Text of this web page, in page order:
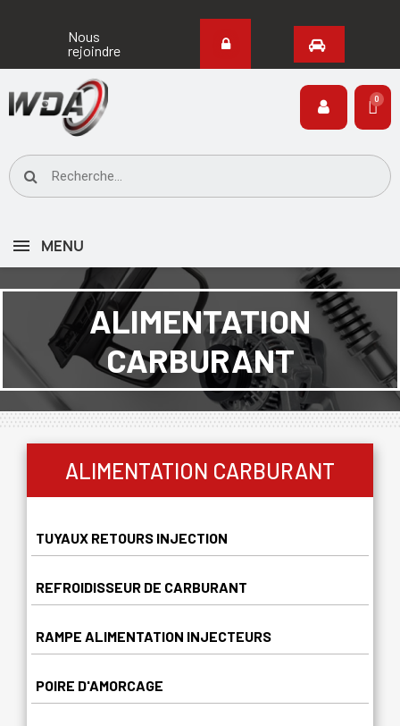
Nous
rejoindre
MENU
ALIMENTATION
CARBURANT
ALIMENTATION CARBURANT
TUYAUX RETOURS INJECTION
REFROIDISSEUR DE CARBURANT
RAMPE ALIMENTATION INJECTEURS
POIRE D'AMORCAGE